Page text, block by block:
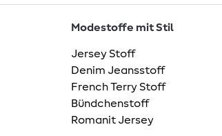
Modestoffe mit Stil
Jersey Stoff
Denim Jeansstoff
French Terry Stoff
Bündchenstoff
Romanit Jersey